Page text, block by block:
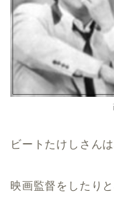
ビートたけしさん
映画監督をしたり